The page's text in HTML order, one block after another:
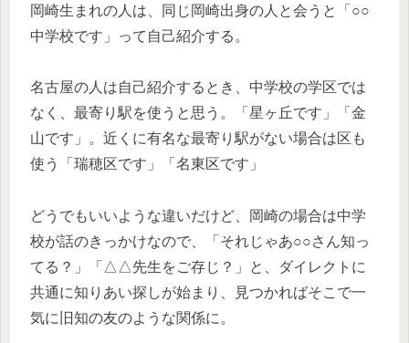
岡崎生まれの人は、同じ岡崎出身の人と会うと「○○
中学校です」って自己紹介する。
名古屋の人は自己紹介するとき、中学校の学区では
なく、最寄り駅を使うと思う。「星ヶ丘です」「金
山です」。近くに有名な最寄り駅がない場合は区も
使う「瑞穂区です」「名東区です」
どうでもいいような違いだけど、岡崎の場合は中学
校が話のきっかけなので、「それじゃあ○○さん知っ
てる？」「△△先生をご存じ？」と、ダイレクトに
共通に知りあい探しが始まり、見つかればそこで一
気に旧知の友のような関係に。